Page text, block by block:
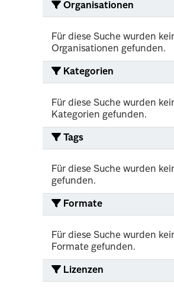
Organisationen
Für diese Suche wurden
Organisationen gefunden.
Kategorien
Für diese Suche wurden
Kategorien gefunden.
Tags
Für diese Suche wurden
gefunden.
Formate
Für diese Suche wurden
Formate gefunden.
Lizenzen